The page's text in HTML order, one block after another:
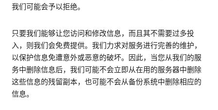
我们可能会予以拒绝。
只要我们能够让您访问和修改信息，而且其不需要过多投
入，则我们会免费提供。我们力求对服务进行完善的维护，
以保护信息免遭意外或恶意的破坏。因此，当您从我们的服
务中删除信息后，我们可能不会立即从在用的服务器中删除
这些信息的残留副本，也可能不会从备份系统中删除相应的
信息。